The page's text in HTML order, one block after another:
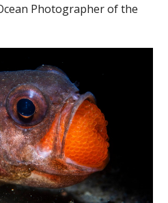
Photographer of the